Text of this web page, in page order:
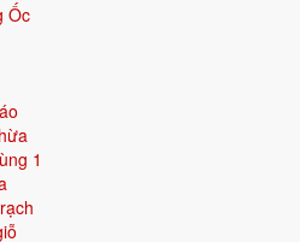
Ốc
1
sinh Thổ); Kim (Thổ sinh Kim)
khắc Thổ); Thủy (Thổ khắc
mụ / -2 tuổi dương - Sơ sinh